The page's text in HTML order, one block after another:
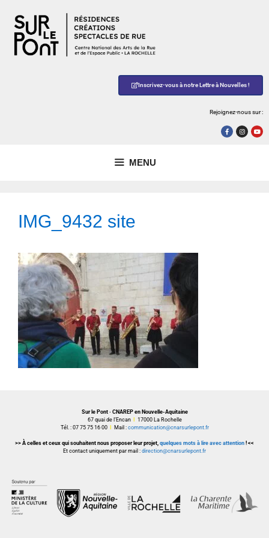
Inscrivez-vous à notre Lettre à Nouvelles !
Rejoignez-nous sur :
MENU
IMG_9432 site
Sur le Pont · CNAREP en Nouvelle-Aquitaine
67 quai de l’Encan
17000 La Rochelle
Tél. : 07 75 75 16 00
Mail : communication@cnarsurlepont.fr
>> À celles et ceux qui souhaitent nous proposer leur projet, quelques mots à lire avec attention ! <<
Et contact uniquement par mail : direction@cnarsurlepont.fr